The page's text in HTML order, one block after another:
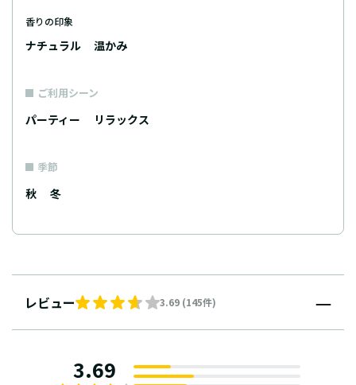
香りの印象
ナチュラル 温かみ
ご利用シーン
パーティー リラックス
季節
秋 冬
レビュー 3.69 (145件)
3.69